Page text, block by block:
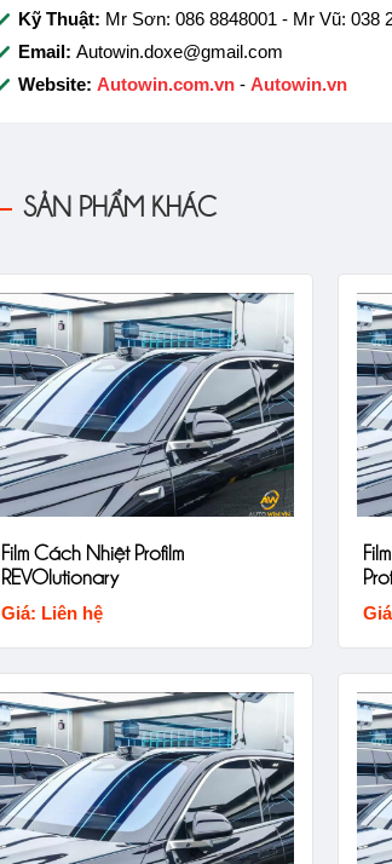
Kỹ Thuật: Mr Sơn: 086 8848001 - Mr Vũ: 038
Email: Autowin.doxe@gmail.com
Website: Autowin.com.vn - Autowin.vn
SẢN PHẨM KHÁC
Film Cách Nhiệt Profilm
REVOlutionary
Giá: Liên hệ